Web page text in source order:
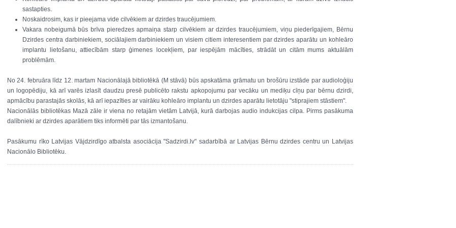
sastapties.
Noskaidrosim, kas ir pieejama vide cilvēkiem ar dzirdes traucējumiem.
Vakara nobeigumā būs brīva pieredzes apmaiņa starp cilvēkiem ar dzirdes traucējumiem, viņu piederīgajiem, Bērnu
Dzirdes centra darbiniekiem, sociālajiem darbiniekiem un visiem citiem interesentiem par dzirdes aparātu un kohleāro
implantu lietošanu, attiecībām starp ģimenes locekļiem, par iespējām mācīties, strādāt un citām mums aktuālām
problēmām.
No 24. februāra līdz 12. martam Nacionālajā bibliotēkā (M stāvā) būs apskatāma grāmatu un brošūru izstāde par audioloģiju
un logopēdiju, kā arī varēs izlasīt daudzu presē publicēto rakstu apkopojumu par vecāku un mediķu cīņu par bērnu dzirdi,
apmācību parastajās skolās, kā arī iepazīties ar vairāku kohleāro implantu un dzirdes aparātu lietotāju "stiprajiem stāstiem".
Nacionālās bibliotēkas Mazā zāle ir viena no retajām vietām Latvijā, kurā darbojas audio indukcijas cilpa. Pirms pasākuma
dalībnieki ar dzirdes aparātiem tiks informēti par tās izmantošanu.
Pasākumu rīko Latvijas Vājdzirdīgo atbalsta asociācija "Sadzirdi.lv" sadarbībā ar Latvijas Bērnu dzirdes centru un Latvijas
Nacionālo Bibliotēku.